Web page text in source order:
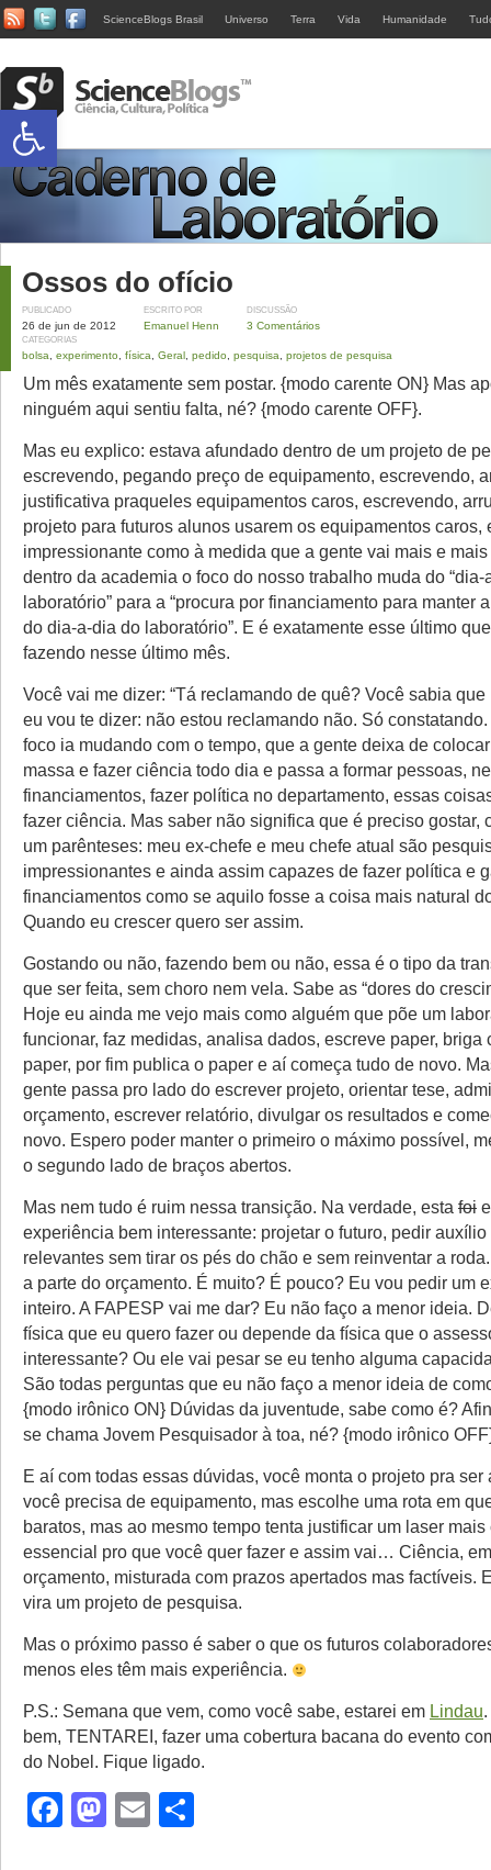
ScienceBlogs Brasil Universo Terra Vida Humanidade
Ossos do ofício
PUBLICADO
26 de jun de 2012
ESCRITO POR
Emanuel Henn
DISCUSSÃO
3 Comentários
CATEGORIAS
bolsa experimento física Geral pedido pesquisa projetos de pesquisa
Um mês exatamente sem postar. {modo carente ON} Mas
ninguém aqui sentiu falta, né? {modo carente OFF}.
Mas eu explico: estava afundado dentro de um projeto de
escrevendo, pegando preço de equipamento, escrevendo,
justificativa praqueles equipamentos caros, escrevendo,
projeto para futuros alunos usarem os equipamentos
impressionante como à medida que a gente vai mais e
dentro da academia o foco do nosso trabalho muda do “dia-
laboratório” para a “procura por financiamento para manter
do dia-a-dia do laboratório”. E é exatamente esse último
fazendo nesse último mês.
Você vai me dizer: “Tá reclamando de quê? Você sabia que
eu vou te dizer: não estou reclamando não. Só
foco ia mudando com o tempo, que a gente deixa de
massa e fazer ciência todo dia e passa a formar pessoas,
financiamentos, fazer política no departamento, essas
fazer ciência. Mas saber não significa que é preciso gostar,
um parênteses: meu ex-chefe e meu chefe atual são
impressionantes e ainda assim capazes de fazer política e
financiamentos como se aquilo fosse a coisa mais natural
Quando eu crescer quero ser assim.
Gostando ou não, fazendo bem ou não, essa é o tipo da
que ser feita, sem choro nem vela. Sabe as “dores do
Hoje eu ainda me vejo mais como alguém que põe um
funcionar, faz medidas, analisa dados, escreve paper, briga
paper, por fim publica o paper e aí começa tudo de novo.
gente passa pro lado do escrever projeto, orientar tese,
orçamento, escrever relatório, divulgar os resultados e
novo. Espero poder manter o primeiro o máximo possível,
o segundo lado de braços abertos.
Mas nem tudo é ruim nessa transição. Na verdade, esta foi
experiência bem interessante: projetar o futuro, pedir
relevantes sem tirar os pés do chão e sem reinventar a
a parte do orçamento. É muito? É pouco? Eu vou pedir um
inteiro. A FAPESP vai me dar? Eu não faço a menor ideia.
física que eu quero fazer ou depende da física que o
interessante? Ou ele vai pesar se eu tenho alguma
São todas perguntas que eu não faço a menor ideia de
{modo irônico ON} Dúvidas da juventude, sabe como é?
se chama Jovem Pesquisador à toa, né? {modo irônico
E aí com todas essas dúvidas, você monta o projeto pra
você precisa de equipamento, mas escolhe uma rota em
baratos, mas ao mesmo tempo tenta justificar um laser mais
essencial pro que você quer fazer e assim vai… Ciência,
orçamento, misturada com prazos apertados mas factíveis.
vira um projeto de pesquisa.
Mas o próximo passo é saber o que os futuros
menos eles têm mais experiência.
P.S.: Semana que vem, como você sabe, estarei em Lindau
bem, TENTAREI, fazer uma cobertura bacana do evento
do Nobel. Fique ligado.
Facebook
Mastodon
Email
Abrir a barra de ferramentas